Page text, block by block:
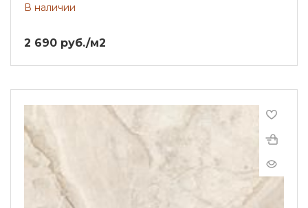
В наличии
2 690 руб./м2